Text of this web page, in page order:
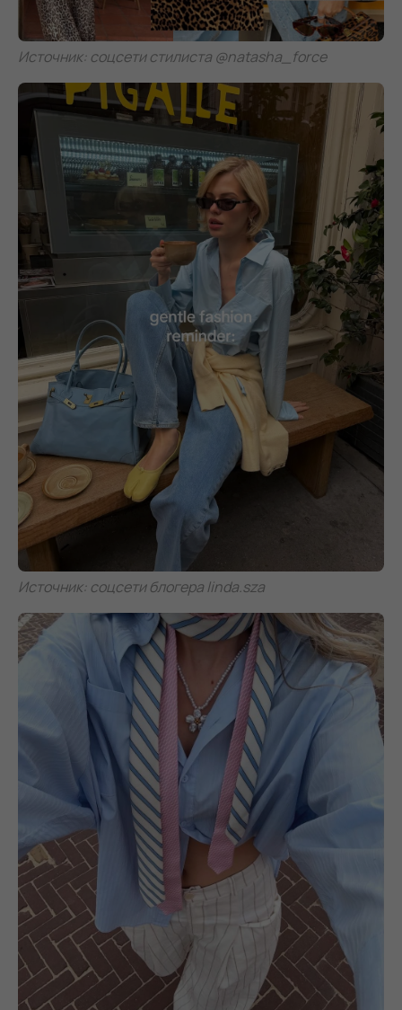
Источник: соцсети стилиста @natasha_force
Источник: соцсети блогера linda.sza